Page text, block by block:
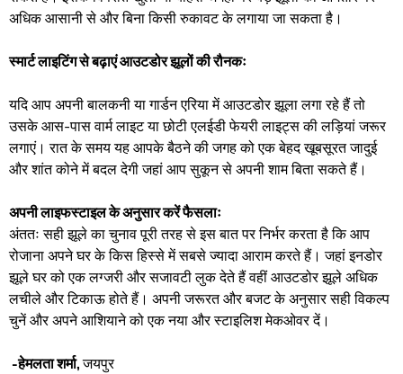
अधिक आसानी से और बिना किसी रुकावट के लगाया जा सकता है।
​स्मार्ट लाइटिंग से बढ़ाएं आउटडोर झूलों की रौनकः
यदि आप अपनी बालकनी या गार्डन एरिया में आउटडोर झूला लगा रहे हैं तो
उसके आस-पास वार्म लाइट या छोटी एलईडी फेयरी लाइट्स की लड़ियां जरूर
लगाएं। रात के समय यह आपके बैठने की जगह को एक बेहद खूबसूरत जादुई
और शांत कोने में बदल देगी जहां आप सुकून से अपनी शाम बिता सकते हैं।
​अपनी लाइफस्टाइल के अनुसार करें फैसलाः
​अंततः सही झूले का चुनाव पूरी तरह से इस बात पर निर्भर करता है कि आप
रोजाना अपने घर के किस हिस्से में सबसे ज्यादा आराम करते हैं। जहां इनडोर
झूले घर को एक लग्जरी और सजावटी लुक देते हैं वहीं आउटडोर झूले अधिक
लचीले और टिकाऊ होते हैं। अपनी जरूरत और बजट के अनुसार सही विकल्प
चुनें और अपने आशियाने को एक नया और स्टाइलिश मेकओवर दें।
-हेमलता शर्मा,जयपुर